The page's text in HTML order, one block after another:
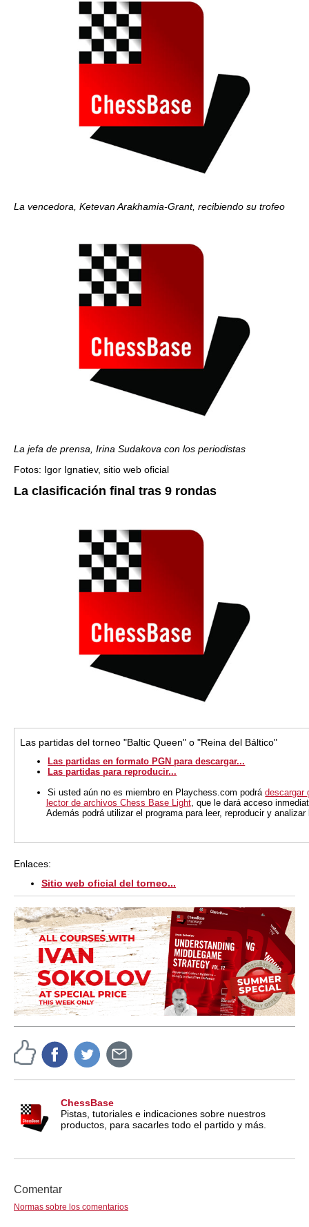
La vencedora, Ketevan Arakhamia-Grant, recibiendo su trofeo
La jefa de prensa, Irina Sudakova con los periodistas
Fotos: Igor Ignatiev, sitio web oficial
La clasificación final tras 9 rondas
Las partidas del torneo "Baltic Queen" o "Reina del Báltico"
Las partidas en formato PGN para descargar...
Las partidas para reproducir...
Si usted aún no es miembro en Playchess.com podrádescargar
lector de archivos Chess Base Light, que le dará acceso
Además podrá utilizar el programa para leer, reproducir y
Enlaces:
Sitio web oficial del torneo...
ChessBase
Pistas, tutoriales e indicaciones sobre nuestros
productos, para sacarles todo el partido y más.
Comentar
Normas sobre los comentarios